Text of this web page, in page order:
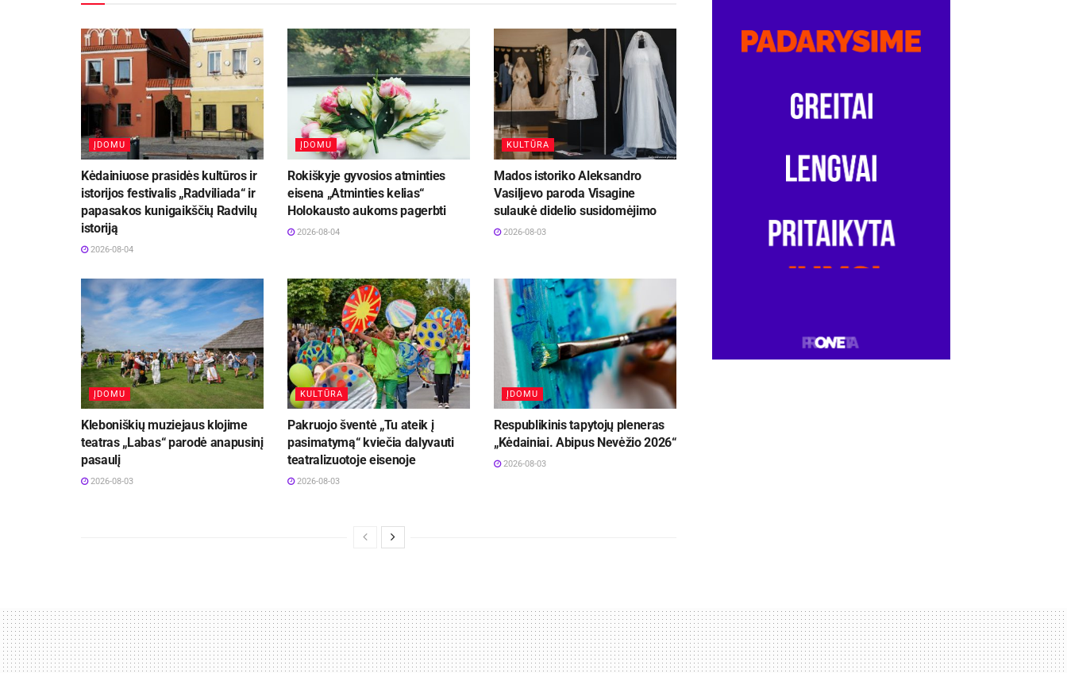
ĮDOMU
Kėdainiuose prasidės kultūros ir
istorijos festivalis „Radviliada“ ir
papasakos kunigaikščių Radvilų
istoriją
2026-08-04
ĮDOMU
Rokiškyje gyvosios atminties
eisena „Atminties kelias“
Holokausto aukoms pagerbti
2026-08-04
KULTŪRA
Mados istoriko Aleksandro
Vasiljevo paroda Visagine
sulaukė didelio susidomėjimo
2026-08-03
ĮDOMU
Kleboniškių muziejaus klojime
teatras „Labas“ parodė anapusinį
pasaulį
2026-08-03
KULTŪRA
Pakruojo šventė „Tu ateik į
pasimatymą“ kviečia dalyvauti
teatralizuotoje eisenoje
2026-08-03
ĮDOMU
Respublikinis tapytojų pleneras
„Kėdainiai. Abipus Nevėžio 2026“
2026-08-03